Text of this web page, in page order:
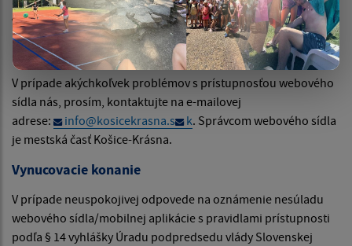
Vyhlásenie bolo naposledy skontrolované 22.5.2026
Spätná väzba a kontaktné informácie
V prípade akýchkoľvek problémov s prístupnosťou webového
sídla nás, prosím, kontaktujte na e-mailovej
adrese:
info@kosicekrasna.s k. Správcom webového sídla
je mestská časť Košice-Krásna.
Vynucovacie konanie
V prípade neuspokojivej odpovede na oznámenie nesúladu
webového sídla/mobilnej aplikácie s pravidlami prístupnosti
podľa § 14 vyhlášky Úradu podpredsedu vlády Slovenskej